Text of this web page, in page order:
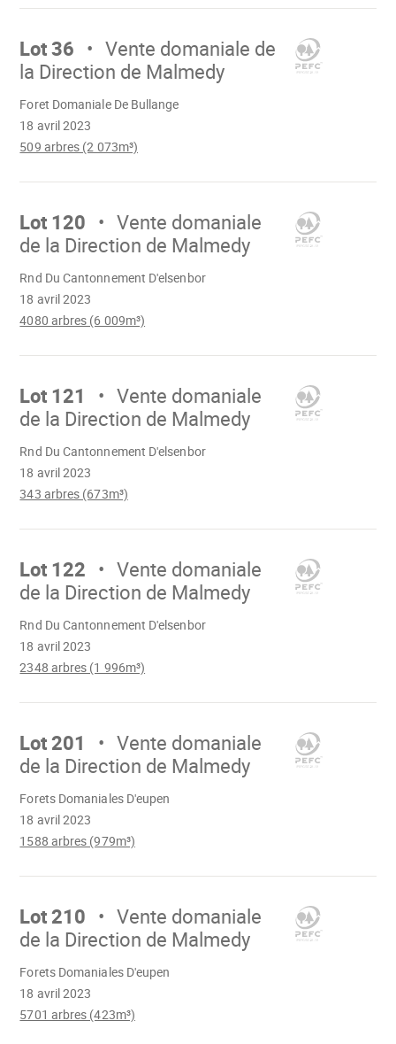
Aller
Lot 36
Vente domaniale de
la Direction de Malmedy
18 avril 2023
Foret Domaniale De Bullange
509 arbres (2 073m³)
Aller
Lot 120
Vente domaniale
de la Direction de Malmedy
18 avril 2023
Rnd Du Cantonnement D'elsenbor
4080 arbres (6 009m³)
Aller
Lot 121
Vente domaniale
de la Direction de Malmedy
18 avril 2023
Rnd Du Cantonnement D'elsenbor
343 arbres (673m³)
Aller
Lot 122
Vente domaniale
de la Direction de Malmedy
18 avril 2023
Rnd Du Cantonnement D'elsenbor
2348 arbres (1 996m³)
Aller
Lot 201
Vente domaniale
de la Direction de Malmedy
18 avril 2023
Forets Domaniales D'eupen
1588 arbres (979m³)
Aller
Lot 210
Vente domaniale
de la Direction de Malmedy
18 avril 2023
Forets Domaniales D'eupen
5701 arbres (423m³)